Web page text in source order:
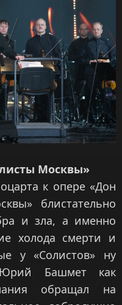
Москвы»
к опере «Дон
блистательно
и зла, а именно
холода смерти и
у «Солистов» ну
Башмет как
обращал на